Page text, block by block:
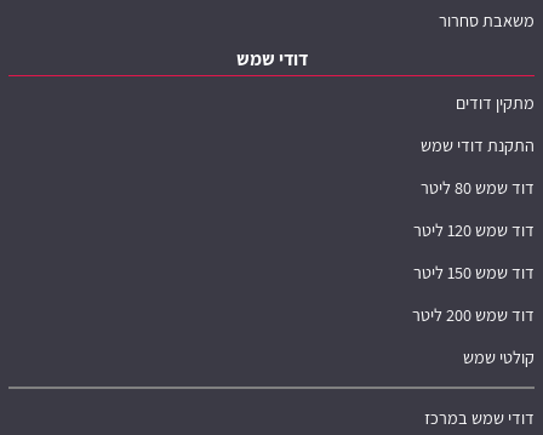
משאבת סחרור
דודי שמש
מתקין דודים
התקנת דודי שמש
דוד שמש 80 ליטר
דוד שמש 120 ליטר
דוד שמש 150 ליטר
דוד שמש 200 ליטר
קולטי שמש
דודי שמש במרכז